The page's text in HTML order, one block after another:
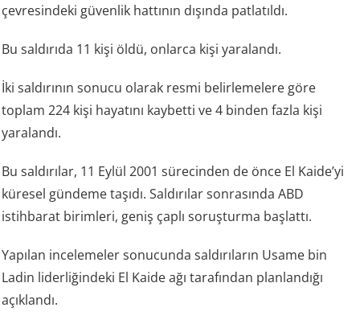
çevresindeki güvenlik hattının dışında patlatıldı.
Bu saldırıda 11 kişi öldü, onlarca kişi yaralandı.
İki saldırının sonucu olarak resmi belirlemelere göre
toplam 224 kişi hayatını kaybetti ve 4 binden fazla kişi
yaralandı.
Bu saldırılar, 11 Eylül 2001 sürecinden de önce El Kaide’yi
küresel gündeme taşıdı. Saldırılar sonrasında ABD
istihbarat birimleri, geniş çaplı soruşturma başlattı.
Yapılan incelemeler sonucunda saldırıların Usame bin
Ladin liderliğindeki El Kaide ağı tarafından planlandığı
açıklandı.